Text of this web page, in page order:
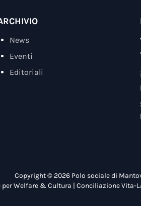
News
Eventi
Editoriali
Copyright © 2026 Polo sociale di
per Welfare & Cultura | Conciliazione Vita-